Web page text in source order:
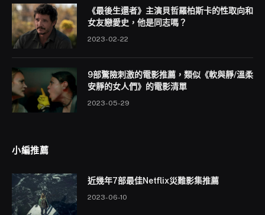
《最後生還者》主演貝哲羅柏斯卡的性取向和
女友戀愛史，他是同志嗎？
2023-02-22
9部驚險刺激的電影推薦，類似《軟與靜/溫柔
安靜的女人們》的電影清單
2023-05-29
小編推薦
近幾年7部最佳Netflix災難影集推薦
2023-06-10